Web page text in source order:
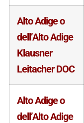
Alto Adige o
dell’Alto Adige
Klausner
Leitacher DOC
Alto Adige o
dell’Alto Adige